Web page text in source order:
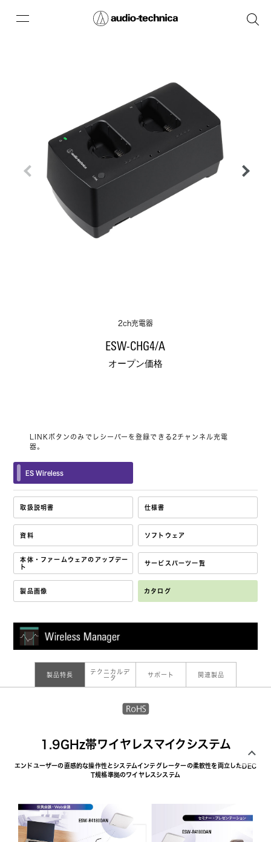
2ch充電器
ESW-CHG4/A
オープン価格
LINKボタンのみでレシーバーを登録できる2チャンネル充電
器。
ES Wireless
取扱説明書 仕様書
資料 ソフトウェア
本体・ファームウェアのアップデー
ト
サービスパーツ一覧
製品画像 カタログ
製品特長
テクニカルデ
ータ
サポート 関連製品
1.9GHz帯ワイヤレスマイクシステム
エンドユーザーの直感的な操作性とシステムインテグレーターの柔軟性を両立したDEC
T規格準拠のワイヤレスシステム